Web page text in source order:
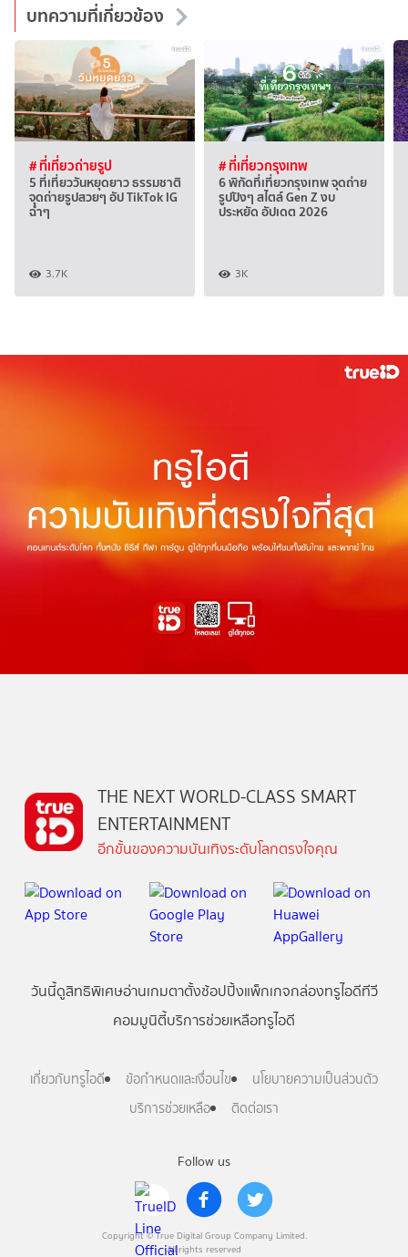
บทความที่เกี่ยวข้อง
# ที่เที่ยวถ่ายรูป
5 ที่เที่ยววันหยุดยาว ธรรมชาติ
จุดถ่ายรูปสวยๆ อัป TikTok IG
ฉ่ำๆ
3.7K
# ที่เที่ยวกรุงเทพ
6 พิกัดที่เที่ยวกรุงเทพ จุดถ่าย
รูปปังๆ สไตล์ Gen Z งบ
ประหยัด อัปเดต 2026
3K
Follow us
Copyright © True Digital Group Company Limited.
All rights reserved
THE NEXT WORLD-CLASS SMART
ENTERTAINMENT
อีกขั้นของความบันเทิงระดับโลกตรงใจคุณ
วันนี้ดูสิทธิพิเศษอ่านเกมตาตั้งช้อปปิ้งแพ็กเกจกล่องทรูไอดีทีวี
คอมมูนิตี้บริการช่วยเหลือทรูไอดี
เกี่ยวกับทรูไอดี ข้อกำหนดและเงื่อนไข
นโยบายความเป็นส่วนตัว
บริการช่วยเหลือ
ติดต่อเรา